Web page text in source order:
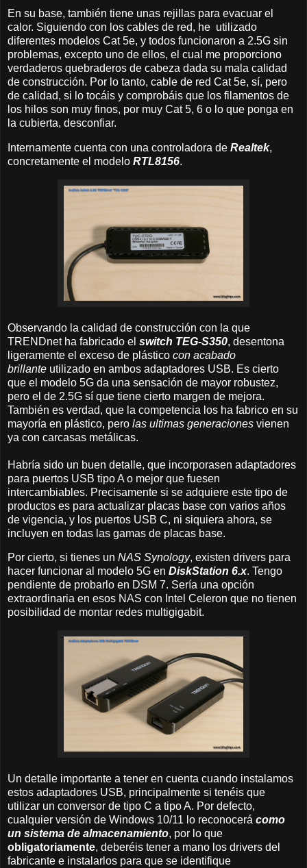
En su base, también tiene unas rejillas para evacuar el
calor. Siguiendo con los cables de red, he utilizado
diferentes modelos Cat 5e, y todos funcionaron a 2.5G sin
problemas, excepto uno de ellos, el cual me proporciono
verdaderos quebraderos de cabeza dada su mala calidad
de construcción. Por lo tanto, cable de red Cat 5e, sí, pero
de calidad, si lo tocáis y comprobáis que los filamentos de
los hilos son muy finos, por muy Cat 5, 6 o lo que ponga en
la cubierta, desconfiar.
Internamente cuenta con una controladora de Realtek,
concretamente el modelo RTL8156.
Observando la calidad de construcción con la que
TRENDnet ha fabricado el switch TEG-S350, desentona
ligeramente el exceso de plástico con acabado
brillante utilizado en ambos adaptadores USB. Es cierto
que el modelo 5G da una sensación de mayor robustez,
pero el de 2.5G sí que tiene cierto margen de mejora.
También es verdad, que la competencia los ha fabrico en su
mayoría en plástico, pero las ultimas generaciones vienen
ya con carcasas metálicas.
Habría sido un buen detalle, que incorporasen adaptadores
para puertos USB tipo A o mejor que fuesen
intercambiables. Precisamente si se adquiere este tipo de
productos es para actualizar placas base con varios años
de vigencia, y los puertos USB C, ni siquiera ahora, se
incluyen en todas las gamas de placas base.
Por cierto, si tienes un NAS Synology, existen drivers para
hacer funcionar al modelo 5G en DiskStation 6.x. Tengo
pendiente de probarlo en DSM 7. Sería una opción
extraordinaria en esos NAS con Intel Celeron que no tienen
posibilidad de montar redes multigigabit.
Un detalle importante a tener en cuenta cuando instalamos
estos adaptadores USB, principalmente si tenéis que
utilizar un conversor de tipo C a tipo A. Por defecto,
cualquier versión de Windows 10/11 lo reconocerá como
un sistema de almacenamiento, por lo que
obligatoriamente, deberéis tener a mano los drivers del
fabricante e instalarlos para que se identifique